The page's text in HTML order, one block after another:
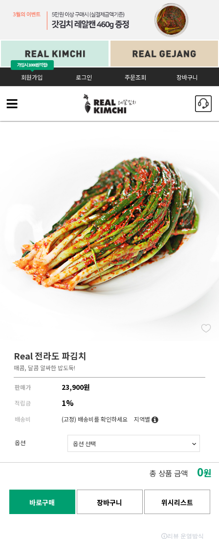
회원가입
가입시1000원 적립!
로그인 주문조회 장바구니
Real 전라도 파김치
매콤, 달콤 알싸한 밥도둑!
판매가 23,900원
적립금 1%
배송비 (고정) 배송비를 확인하세요 지역별
옵션
총 상품 금액 0원
바로구매 장바구니 위시리스트